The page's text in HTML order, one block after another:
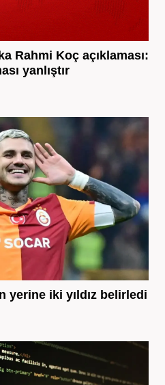
Rahmi Koç açıklaması:
yanlıştır
yerine iki yıldız belirledi